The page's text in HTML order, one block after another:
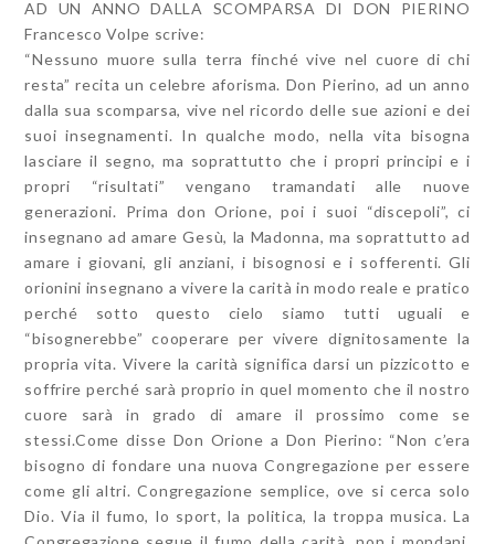
AD UN ANNO DALLA SCOMPARSA DI DON PIERINO
Francesco Volpe scrive:
“Nessuno muore sulla terra finché vive nel cuore di chi
resta” recita un celebre aforisma. Don Pierino, ad un anno
dalla sua scomparsa, vive nel ricordo delle sue azioni e dei
suoi insegnamenti. In qualche modo, nella vita bisogna
lasciare il segno, ma soprattutto che i propri principi e i
propri “risultati” vengano tramandati alle nuove
generazioni. Prima don Orione, poi i suoi “discepoli”, ci
insegnano ad amare Gesù, la Madonna, ma soprattutto ad
amare i giovani, gli anziani, i bisognosi e i sofferenti. Gli
orionini insegnano a vivere la carità in modo reale e pratico
perché sotto questo cielo siamo tutti uguali e
“bisognerebbe” cooperare per vivere dignitosamente la
propria vita. Vivere la carità significa darsi un pizzicotto e
soffrire perché sarà proprio in quel momento che il nostro
cuore sarà in grado di amare il prossimo come se
stessi.Come disse Don Orione a Don Pierino: “Non c’era
bisogno di fondare una nuova Congregazione per essere
come gli altri. Congregazione semplice, ove si cerca solo
Dio. Via il fumo, lo sport, la politica, la troppa musica. La